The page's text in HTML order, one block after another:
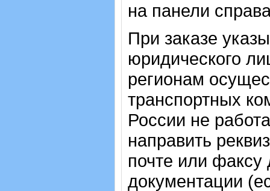
на панели
При заказе
юридического
регионам
транспортных
России не
направить
почте или
документации